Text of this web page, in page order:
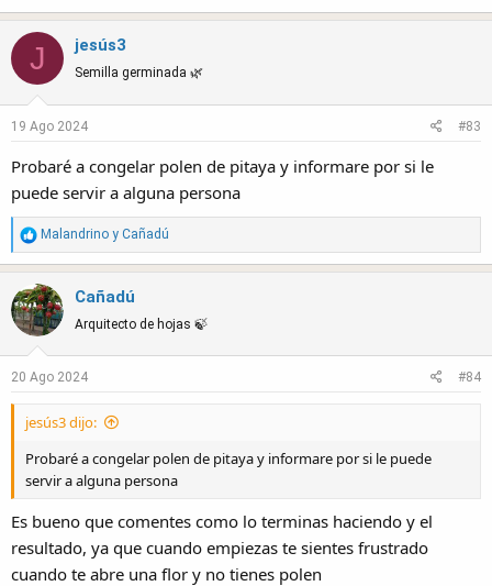
J jesús3
Semilla germinada 🌿
19 Ago 2024 #83
Probaré a congelar polen de pitaya y informare por si le
puede servir a alguna persona
R
e
c
t
i
o
n
:
Malandrino y Cañadú
Cañadú
Arquitecto de hojas 🍃
20 Ago 2024 #84
jesús3 dijo:
Probaré a congelar polen de pitaya y informare por si le puede
servir a alguna persona
Es bueno que comentes como lo terminas haciendo y el
resultado, ya que cuando empiezas te sientes frustrado
cuando te abre una flor y no tienes polen